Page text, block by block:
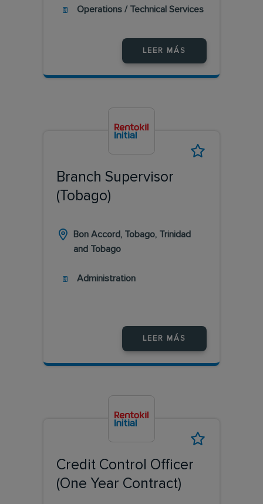
Operations / Technical Services
LEER MÁS
Branch Supervisor
(Tobago)
Bon Accord, Tobago, Trinidad
and Tobago
Administration
LEER MÁS
Credit Control Officer
(One Year Contract)